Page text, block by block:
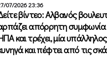
07/2026 23:36
βίντεο: Αλβανός
απόρρητη συμφωνία
και τρέχει, μία
και πέφτει από τις